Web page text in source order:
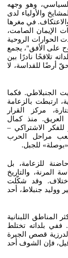
وهو وجهه
والأولياء لدى
في مغرها
الإيمان الصامت،
الروحية
الأفق"، يجمع
نادرًا بين
أرضًا للقداسة، لا
الجنبلاطي. فكما
بالزعامة
مركز القرار
منذ كمال
الاشتراكي –
مراحل الحرب
للجبل.
للزعامة، بل
والتاريخ
وقد شكّلت
صفير ووليد جنبلاط، أحد
اللبنانية
بلداته تختلط
قصص الجيرة
فإن الشوف أحد